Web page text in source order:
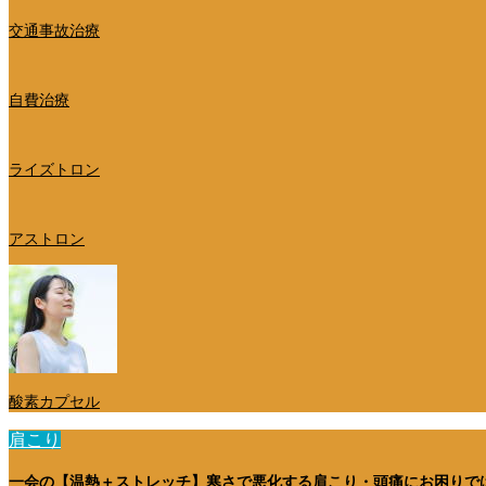
交通事故治療
自費治療
ライズトロン
アストロン
酸素カプセル
肩こり
一会の【温熱＋ストレッチ】寒さで悪化する肩こり・頭痛にお困りで